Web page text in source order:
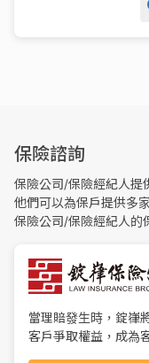
保險諮詢
保險公司/保險經紀人提
他們可以為保戶提供多
保險公司/保險經紀人的
當理賠發生時，錠嵂
客戶爭取權益，成為